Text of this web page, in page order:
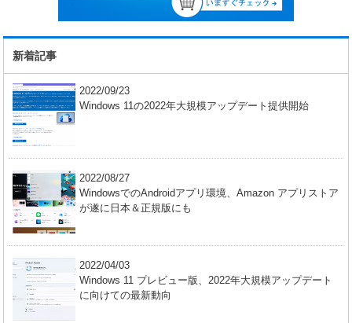
新着記事
2022/09/23
Windows 11の2022年大規模アップデート提供開始
2022/08/27
WindowsでのAndroidアプリ環境、Amazon アプリストア
が遂に日本＆正規版にも
2022/04/03
Windows 11 プレビュー版、2022年大規模アップデート
に向けての最新動向